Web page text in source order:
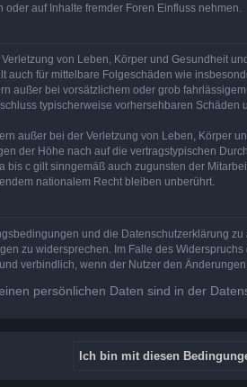
auf Inhalte fremder Foren Einfluss nehmen.
von Leben, Körper und Gesundheit
auch für mittelbare Folgeschäden wie
außer bei vorsätzlichem oder grob
typischerweise vorhersehbaren
außer bei der Verletzung von Leben, Körper
der Höhe nach auf die vertragstypischen
bis c gilt sinngemäß auch zugunsten der
nationalem Recht bleiben unberührt.
und die Datenschutzerklärung
zu widersprechen. Im Falle des
verbindlich, wenn der Nutzer den Änderungen
persönlichen Daten sind in der